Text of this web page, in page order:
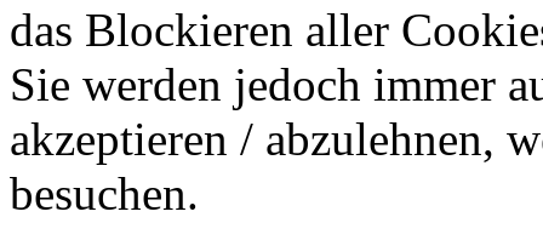
das Blockieren aller
Sie werden jedoch immer
akzeptieren / abzulehnen,
besuchen.